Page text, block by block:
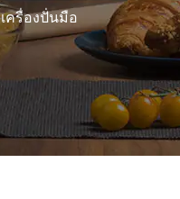
เครื่องปั่นมือ